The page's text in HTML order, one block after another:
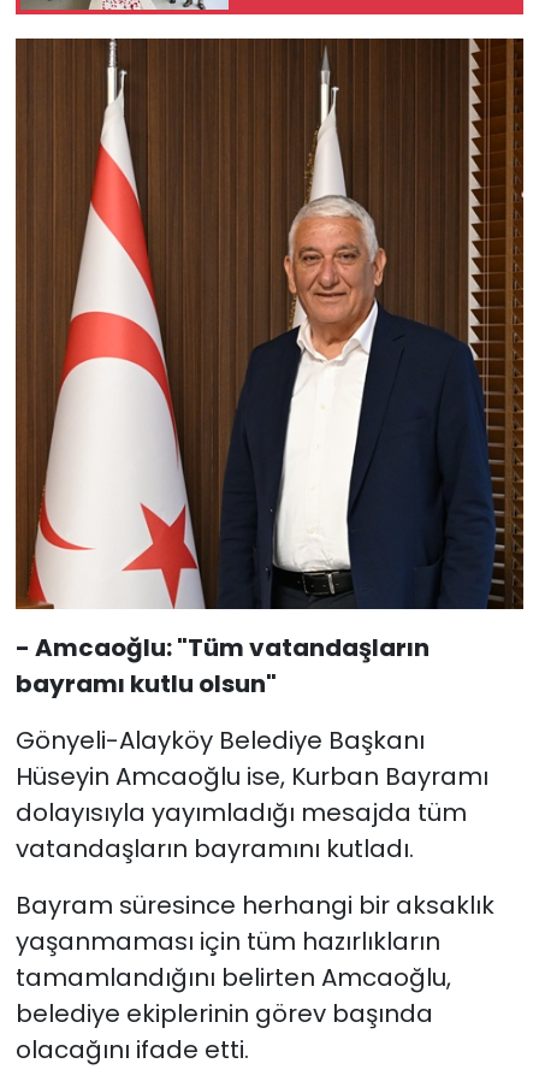
artık 2 devletli çözüm
zamanıdır"
- Amcaoğlu: "Tüm vatandaşların
bayramı kutlu olsun"
Gönyeli-Alayköy Belediye Başkanı
Hüseyin Amcaoğlu ise, Kurban Bayramı
dolayısıyla yayımladığı mesajda tüm
vatandaşların bayramını kutladı.
Bayram süresince herhangi bir aksaklık
yaşanmaması için tüm hazırlıkların
tamamlandığını belirten Amcaoğlu,
belediye ekiplerinin görev başında
olacağını ifade etti.